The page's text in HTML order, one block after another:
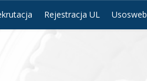
Rejestracja UL Usosweb